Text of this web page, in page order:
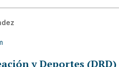
y Deportes (DRD)